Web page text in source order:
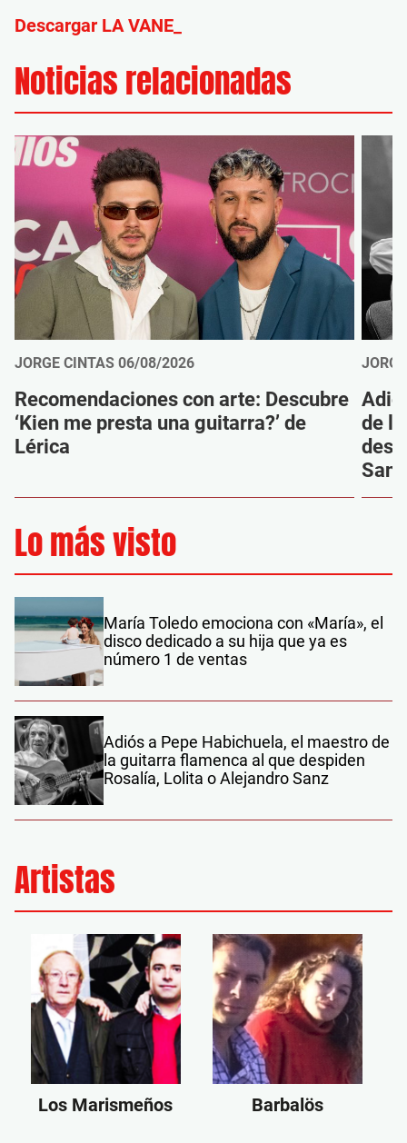
Descargar LA VANE_
Noticias relacionadas
JORGE CINTAS 06/08/2026
Recomendaciones con arte: Descubre
‘Kien me presta una guitarra?’ de
Lérica
de
Sanz
Lo más visto
María Toledo emociona con «María», el
disco dedicado a su hija que ya es
número 1 de ventas
Adiós a Pepe Habichuela, el maestro de
la guitarra flamenca al que despiden
Rosalía, Lolita o Alejandro Sanz
Artistas
Los Marismeños Barbalös